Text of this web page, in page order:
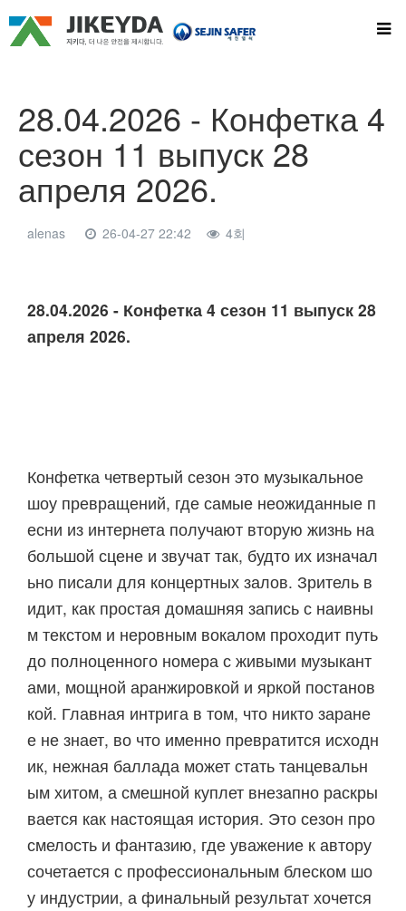
28.04.2026 - Конфетка 4
сезон 11 выпуск 28
апреля 2026.
alenas 26-04-27 22:42 4회
본문
28.04.2026 - Конфетка 4 сезон 11 выпуск 28
апреля 2026.
Конфетка четвертый сезон это музыкальное
шоу превращений, где самые неожиданные п
есни из интернета получают вторую жизнь на
большой сцене и звучат так, будто их изначал
ьно писали для концертных залов. Зритель в
идит, как простая домашняя запись с наивны
м текстом и неровным вокалом проходит путь
до полноценного номера с живыми музыкант
ами, мощной аранжировкой и яркой постанов
кой. Главная интрига в том, что никто заране
е не знает, во что именно превратится исходн
ик, нежная баллада может стать танцевальн
ым хитом, а смешной куплет внезапно раскры
вается как настоящая история. Это сезон про
смелость и фантазию, где уважение к автору
сочетается с профессиональным блеском шо
у индустрии, а финальный результат хочется